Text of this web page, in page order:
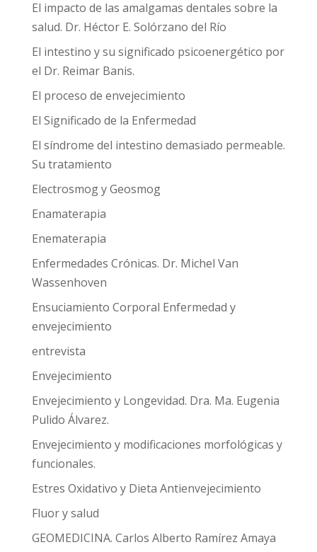
El impacto de las amalgamas dentales sobre la
salud. Dr. Héctor E. Solórzano del Río
El intestino y su significado psicoenergético por
el Dr. Reimar Banis.
El proceso de envejecimiento
El Significado de la Enfermedad
El síndrome del intestino demasiado permeable.
Su tratamiento
Electrosmog y Geosmog
Enamaterapia
Enematerapia
Enfermedades Crónicas. Dr. Michel Van
Wassenhoven
Ensuciamiento Corporal Enfermedad y
envejecimiento
entrevista
Envejecimiento
Envejecimiento y Longevidad. Dra. Ma. Eugenia
Pulido Álvarez.
Envejecimiento y modificaciones morfológicas y
funcionales.
Estres Oxidativo y Dieta Antienvejecimiento
Fluor y salud
GEOMEDICINA. Carlos Alberto Ramírez Amaya